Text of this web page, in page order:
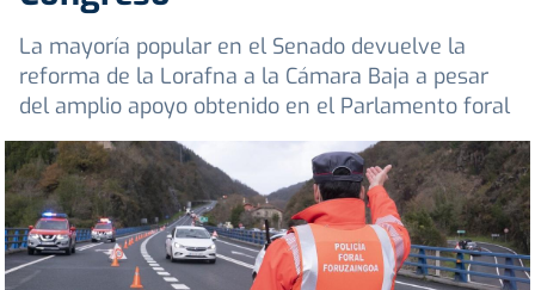
La mayoría popular en el Senado devuelve la
reforma de la Lorafna a la Cámara Baja a pesar
del amplio apoyo obtenido en el Parlamento foral